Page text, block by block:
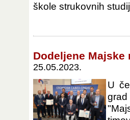
škole strukovnih
Dodeljene Majske
25.05.2023.
U